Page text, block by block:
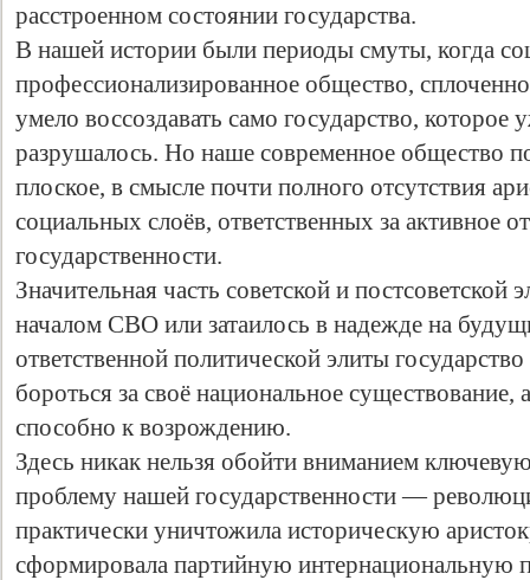
расстроенном состоянии государства.
В нашей истории были периоды смуты, когда
профессионализированное общество,
умело воссоздавать само государство, которое
разрушалось. Но наше современное общество
плоское, в смысле почти полного отсутствия
социальных слоёв, ответственных за активное
государственности.
Значительная часть советской и постсоветской
началом СВО или затаилось в надежде на
ответственной политической элиты
бороться за своё национальное существование,
способно к возрождению.
Здесь никак нельзя обойти вниманием
проблему нашей государственности —
практически уничтожила историческую
сформировала партийную интернациональную